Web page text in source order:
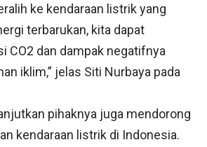
ke kendaraan listrik yang
terbarukan, kita dapat
CO2 dan dampak negatifnya
iklim,” jelas Siti Nurbaya pada
pihaknya juga mendorong
kendaraan listrik di Indonesia.